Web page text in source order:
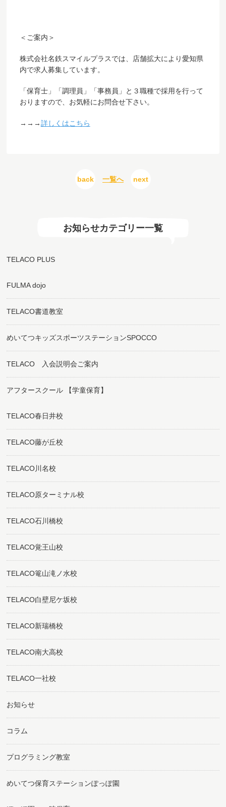
＜ご案内＞
株式会社名鉄スマイルプラスでは、店舗拡大により愛知県
内で求人募集しています。
「保育士」「調理員」「事務員」と３職種で採用を行って
おりますので、お気軽にお問合せ下さい。
→→→詳しくはこちら
back 一覧へ next
お知らせカテゴリー一覧
TELACO PLUS
FULMA dojo
TELACO書道教室
めいてつキッズスポーツステーションSPOCCO
TELACO 入会説明会ご案内
アフタースクール 【学童保育】
TELACO春日井校
TELACO藤が丘校
TELACO川名校
TELACO原ターミナル校
TELACO石川橋校
TELACO覚王山校
TELACO篭山滝ノ水校
TELACO白壁尼ケ坂校
TELACO新瑞橋校
TELACO南大高校
TELACO一社校
お知らせ
コラム
プログラミング教室
めいてつ保育ステーションぽっぽ園